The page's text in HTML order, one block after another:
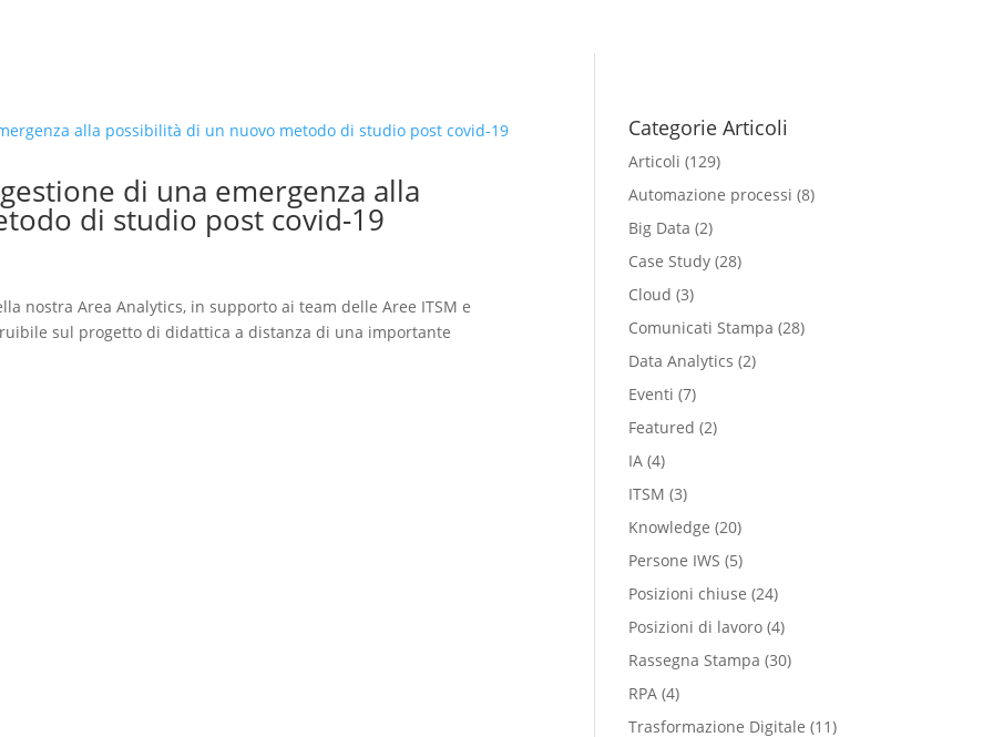
di una emergenza alla
di studio post covid-19
nostra Area Analytics, in supporto ai team delle Aree ITSM e
sul progetto di didattica a distanza di una importante
Categorie Articoli
Articoli (129)
Automazione processi (8)
Big Data (2)
Case Study (28)
Cloud (3)
Comunicati Stampa (28)
Data Analytics (2)
Eventi (7)
Featured (2)
IA (4)
ITSM (3)
Knowledge (20)
Persone IWS (5)
Posizioni chiuse (24)
Posizioni di lavoro (4)
Rassegna Stampa (30)
RPA (4)
Trasformazione Digitale (11)